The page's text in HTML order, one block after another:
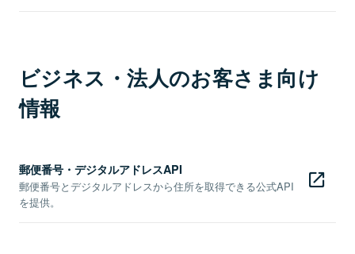
ビジネス・法人のお客さま向け
情報
郵便番号・デジタルアドレスAPI
郵便番号とデジタルアドレスから住所を取得できる公式API
を提供。